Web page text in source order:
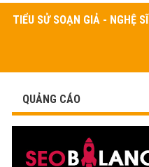
TIỂU SỬ SOẠN GIẢ - NGHỆ SĨ
QUẢNG CÁO